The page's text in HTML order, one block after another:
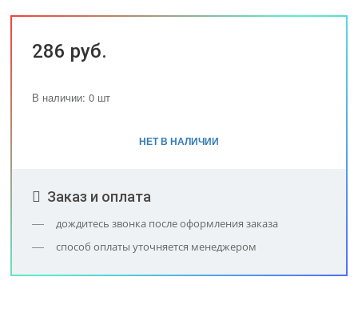
286 руб.
В наличии: 0 шт
НЕТ В НАЛИЧИИ
Заказ и оплата
дождитесь звонка после оформления заказа
способ оплаты уточняется менеджером